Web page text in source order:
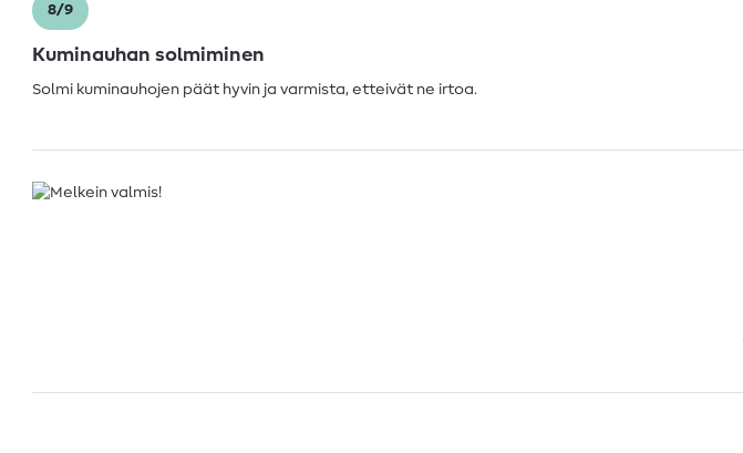
8/9
Kuminauhan solmiminen
Solmi kuminauhojen päät hyvin ja varmista, etteivät ne irtoa.